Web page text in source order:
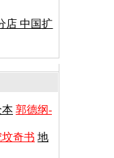
店 中国扩
本 郭德纲-
奇书 地